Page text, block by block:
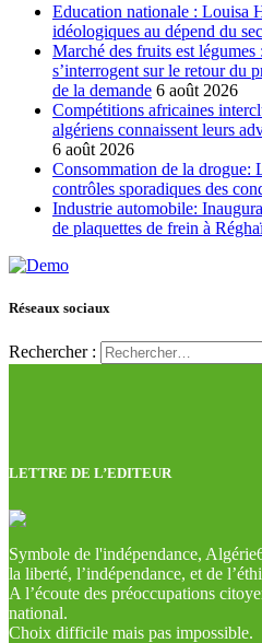
Education nationale : Louisa
idéologiques au dépend du
Marché des fruits est
s’interrogent sur le retour du
de la demande 6 août 2026
Compétitions africaines
algériens connaissent leurs
6 août 2026
Consommation de la drogue:
contrôles sporadiques des
Industrie automobile:
de plaquettes de frein à
Réseaux sociaux
Rechercher :
LETTRE DE L’EDITEUR
Symbole de l'indépendance,
la liberté, l’indépendance, et de
A l’écoute des préoccupations
national.
Choix difficile mais pas impossible.